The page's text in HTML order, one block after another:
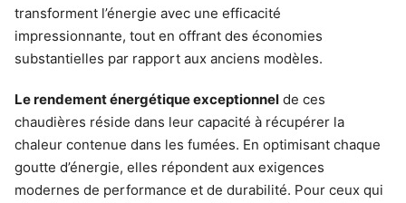
transforment l’énergie avec une efficacité
impressionnante, tout en offrant des économies
substantielles par rapport aux anciens modèles.
Le rendement énergétique exceptionnel de ces
chaudières réside dans leur capacité à récupérer la
chaleur contenue dans les fumées. En optimisant chaque
goutte d’énergie, elles répondent aux exigences
modernes de performance et de durabilité. Pour ceux qui